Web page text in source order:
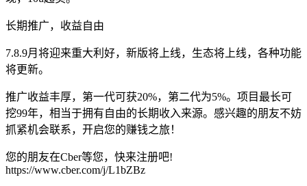
长期推广，收益自由
7.8.9月将迎来重大利好，新版将上线，生态将上线，各种功能
将更新。
推广收益丰厚，第一代可获20%，第二代为5%。项目最长可
挖99年，相当于拥有自由的长期收入来源。感兴趣的朋友不妨
抓紧机会联系，开启您的赚钱之旅！
您的朋友在Cber等您，快来注册吧!
https://www.cber.com/j/L1bZBz